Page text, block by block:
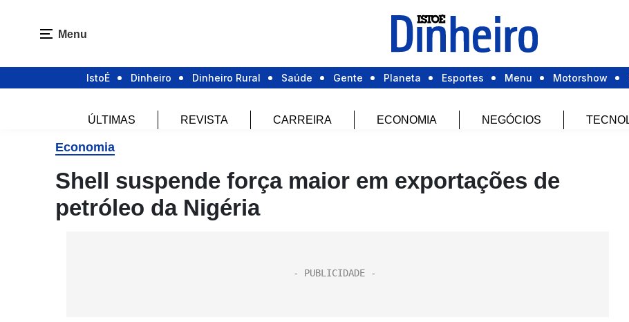
Menu
IstoÉ Dinheiro Dinheiro Rural Saúde Gente Planeta Esportes Menu Motorshow
ÚLTIMAS REVISTA CARREIRA ECONOMIA NEGÓCIOS
Economia
Shell suspende força maior em exportações de
petróleo da Nigéria